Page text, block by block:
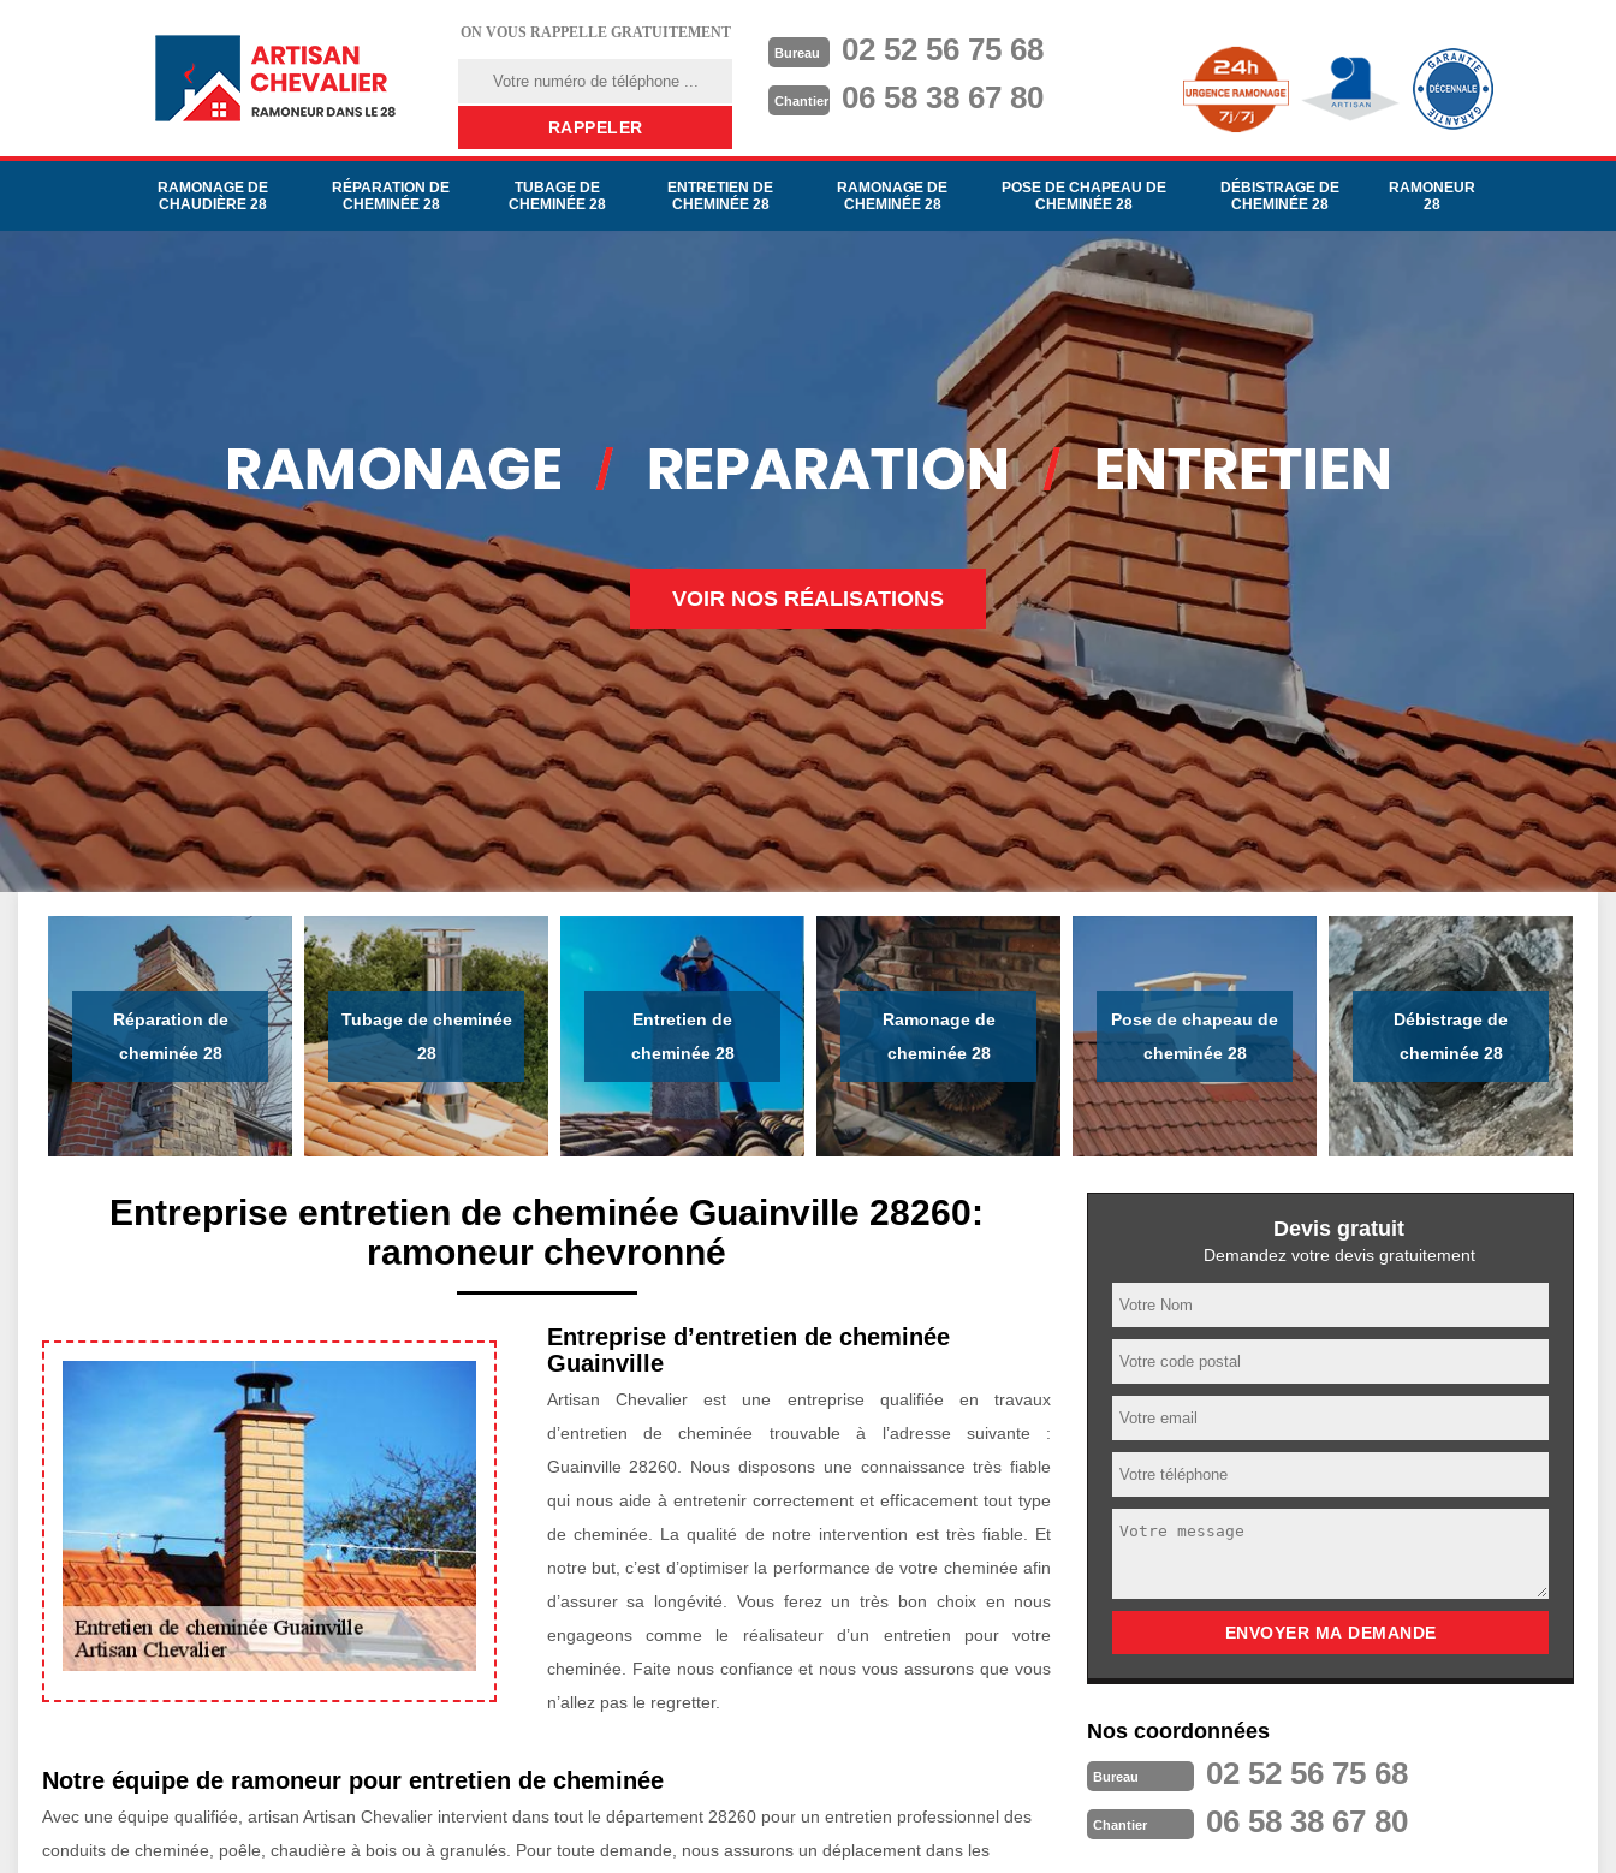
ON VOUS RAPPELLE GRATUITEMENT
Bureau 02 52 56 75 68
Chantier 06 58 38 67 80
RAMONAGE DE
CHAUDIÈRE 28
RÉPARATION DE
CHEMINÉE 28
TUBAGE DE
CHEMINÉE 28
ENTRETIEN DE
CHEMINÉE 28
RAMONAGE DE
CHEMINÉE 28
POSE DE CHAPEAU DE
CHEMINÉE 28
DÉBISTRAGE DE
CHEMINÉE 28
RAMONEUR
28
VOIR NOS RÉALISATIONS
Réparation de
cheminée 28
Tubage de cheminée
28
Entretien de
cheminée 28
Ramonage de
cheminée 28
Pose de chapeau de
cheminée 28
Débistrage de
cheminée 28
Entreprise entretien de cheminée Guainville 28260:
ramoneur chevronné
Entreprise d’entretien de cheminée
Guainville
Artisan Chevalier est une entreprise qualifiée en travaux
d’entretien de cheminée trouvable à l’adresse suivante :
Guainville 28260. Nous disposons une connaissance très fiable
qui nous aide à entretenir correctement et efficacement tout type
de cheminée. La qualité de notre intervention est très fiable. Et
notre but, c’est d’optimiser la performance de votre cheminée afin
d’assurer sa longévité. Vous ferez un très bon choix en nous
engageons comme le réalisateur d’un entretien pour votre
cheminée. Faite nous confiance et nous vous assurons que vous
n’allez pas le regretter.
Notre équipe de ramoneur pour entretien de cheminée
Avec une équipe qualifiée, artisan Artisan Chevalier intervient dans tout le département 28260 pour un entretien professionnel des
conduits de cheminée, poêle, chaudière à bois ou à granulés. Pour toute demande, nous assurons un déplacement dans les
Devis gratuit
Demandez votre devis gratuitement
Nos coordonnées
Bureau 02 52 56 75 68
Chantier 06 58 38 67 80